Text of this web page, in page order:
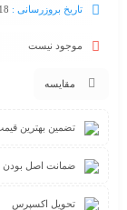
تاریخ بروزرسانی : 18 فوریه 2025
موجود نیست
مقایسه
تضمین بهترین
ضمانت اصل بودن
تحویل اکسپرس